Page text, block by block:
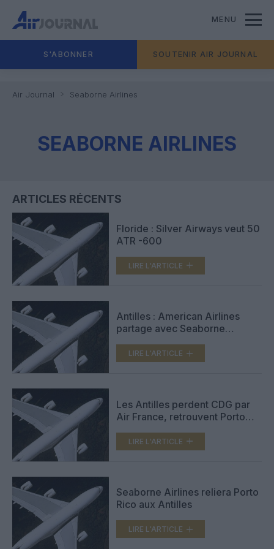
MENU
S'ABONNER SOUTENIR AIR JOURNAL
Air Journal Seaborne Airlines
SEABORNE AIRLINES
ARTICLES RÉCENTS
Floride : Silver Airways veut 50
ATR -600
LIRE L'ARTICLE
Antilles : American Airlines
partage avec Seaborne
LIRE L'ARTICLE
Les Antilles perdent CDG par
Air France, retrouvent Porto
LIRE L'ARTICLE
Seaborne Airlines reliera Porto
Rico aux Antilles
LIRE L'ARTICLE